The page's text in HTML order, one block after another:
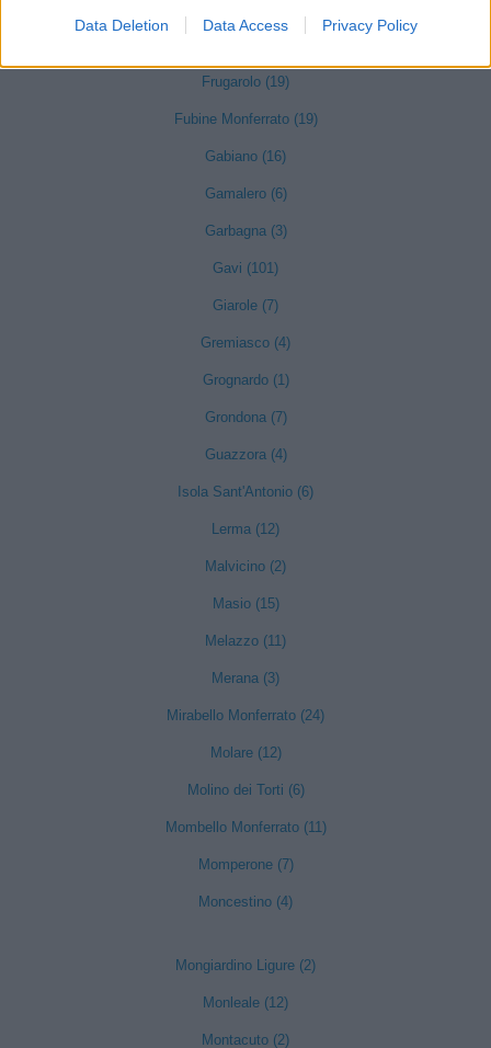
Data Deletion Data Access Privacy Policy
Frugarolo (19)
Fubine Monferrato (19)
Gabiano (16)
Gamalero (6)
Garbagna (3)
Gavi (101)
Giarole (7)
Gremiasco (4)
Grognardo (1)
Grondona (7)
Guazzora (4)
Isola Sant'Antonio (6)
Lerma (12)
Malvicino (2)
Masio (15)
Melazzo (11)
Merana (3)
Mirabello Monferrato (24)
Molare (12)
Molino dei Torti (6)
Mombello Monferrato (11)
Momperone (7)
Moncestino (4)
Mongiardino Ligure (2)
Monleale (12)
Montacuto (2)